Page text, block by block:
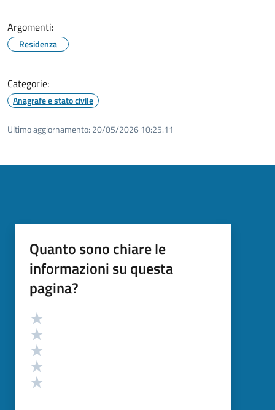
Argomenti:
Residenza
Categorie:
Anagrafe e stato civile
Ultimo aggiornamento: 20/05/2026 10:25.11
Quanto sono chiare le
informazioni su questa
pagina?
Valutazione